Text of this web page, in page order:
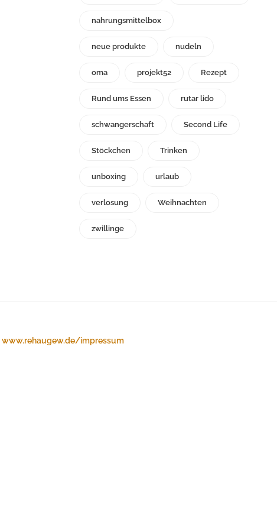
nahrungsmittelbox
neue produkte nudeln
oma projekt52 Rezept
Rund ums Essen rutar lido
schwangerschaft Second Life
Stöckchen Trinken
unboxing urlaub
verlosung Weihnachten
zwillinge
www.rehaugew.de/impressum